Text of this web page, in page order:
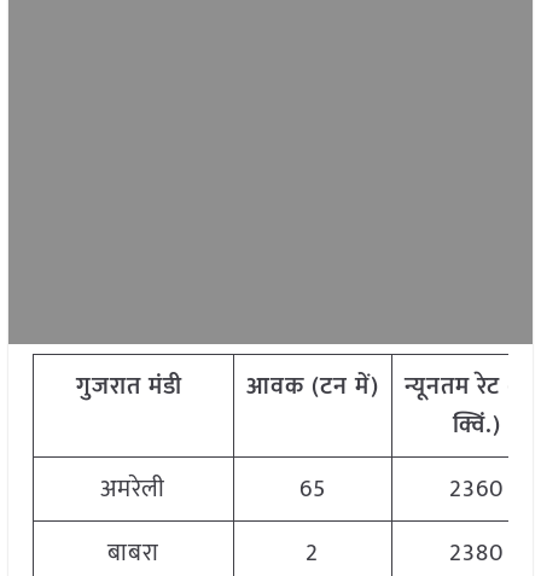
गुजरात मंडी आवक (टनमें) न्यूनतमरेट
क्विं.)
अमरेली
65
2360
बाबरा
2
2380